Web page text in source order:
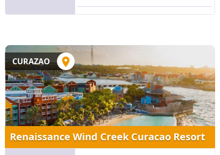
CURAZAO
Renaissance Wind Creek Curacao Resort